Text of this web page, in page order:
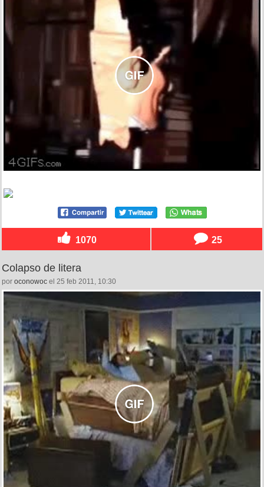
1070 25
Colapso de litera
por oconowoc el 25 feb 2011, 10:30